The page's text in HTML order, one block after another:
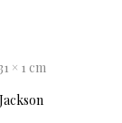
× 1 cm